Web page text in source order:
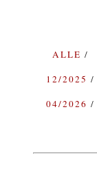
ALLE
12/2025
04/2026